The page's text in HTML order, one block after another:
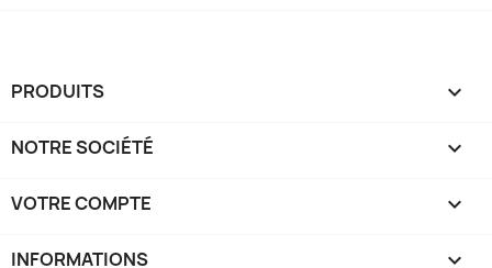
PRODUITS 
NOTRE SOCIÉTÉ 
VOTRE COMPTE 
INFORMATIONS keyboard_arrow_down